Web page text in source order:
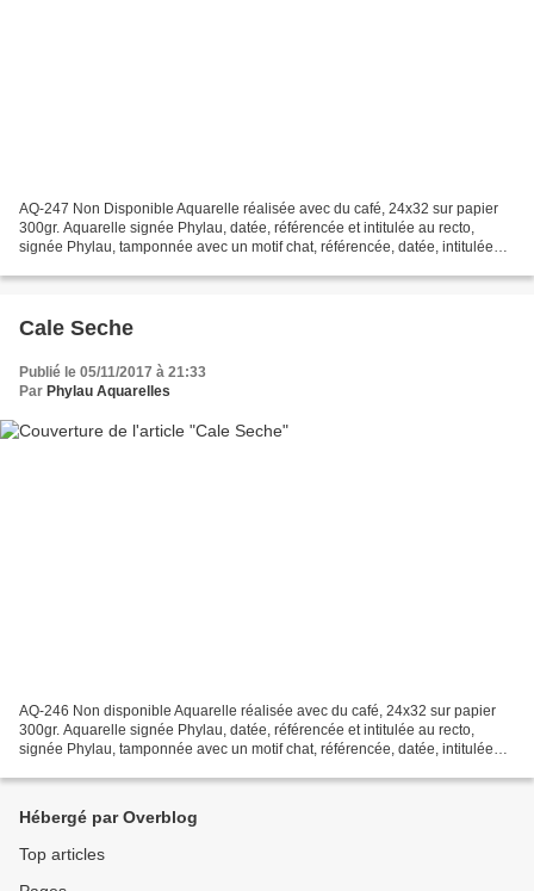
AQ-247 Non Disponible Aquarelle réalisée avec du café, 24x32 sur papier
300gr. Aquarelle signée Phylau, datée, référencée et intitulée au recto,
signée Phylau, tamponnée avec un motif chat, référencée, datée, intitulée
Cale Seche
Publié le 05/11/2017 à 21:33
Par Phylau Aquarelles
AQ-246 Non disponible Aquarelle réalisée avec du café, 24x32 sur papier
300gr. Aquarelle signée Phylau, datée, référencée et intitulée au recto,
signée Phylau, tamponnée avec un motif chat, référencée, datée, intitulée
Hébergé par Overblog
Top articles